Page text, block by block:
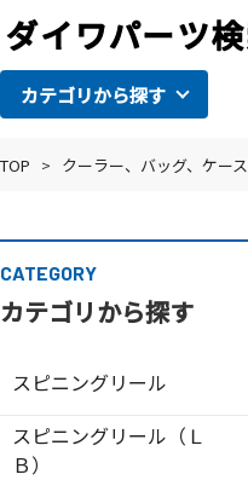
カテゴリから探す
TOP > クーラー、バッグ、ケース
CATEGORY
カテゴリから探す
スピニングリール
スピニングリール（Ｌ
Ｂ）